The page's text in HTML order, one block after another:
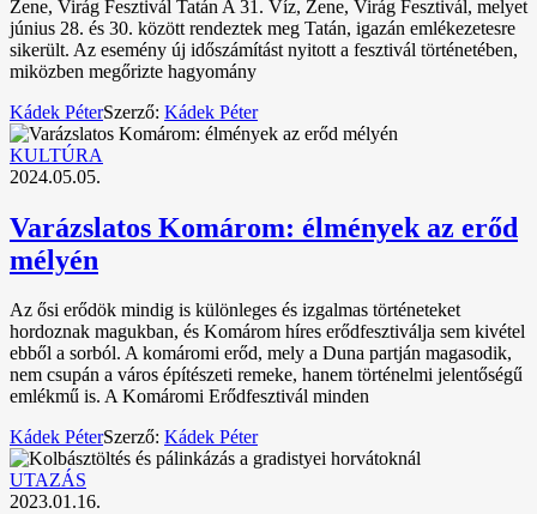
Zene, Virág Fesztivál Tatán A 31. Víz, Zene, Virág Fesztivál, melyet
június 28. és 30. között rendeztek meg Tatán, igazán emlékezetesre
sikerült. Az esemény új időszámítást nyitott a fesztivál történetében,
miközben megőrizte hagyomány
Kádek PéterSzerző: Kádek Péter
KULTÚRA
2024.05.05.
Varázslatos Komárom: élmények az erőd
mélyén
Az ősi erődök mindig is különleges és izgalmas történeteket
hordoznak magukban, és Komárom híres erődfesztiválja sem kivétel
ebből a sorból. A komáromi erőd, mely a Duna partján magasodik,
nem csupán a város építészeti remeke, hanem történelmi jelentőségű
emlékmű is. A Komáromi Erődfesztivál minden
Kádek PéterSzerző: Kádek Péter
UTAZÁS
2023.01.16.